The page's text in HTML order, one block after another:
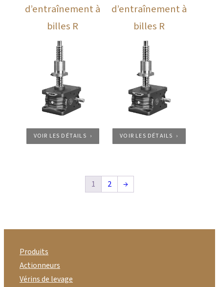
d’entraînement à
billes R
VOIR LES DÉTAILS
d’entraînement à
billes R
VOIR LES DÉTAILS
1 2 →
Produits
Actionneurs
Vérins de levage